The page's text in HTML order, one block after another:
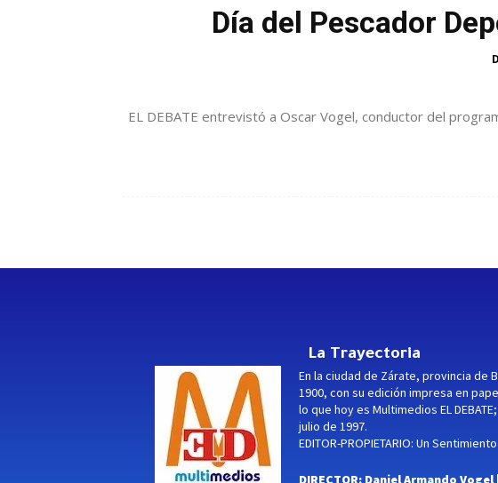
Día del Pescador
EL DEBATE entrevistó a Oscar Vogel, conductor del
La Trayectoria
En la ciudad de Zárate, provincia de
1900, con su edición impresa en
lo que hoy es Multimedios EL
julio de 1997.
EDITOR-PROPIETARIO: Un
DIRECTOR: Daniel Armando Vogel |